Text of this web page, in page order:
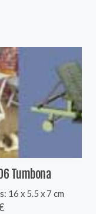
Tumbona
16 x 5.5 x 7 cm